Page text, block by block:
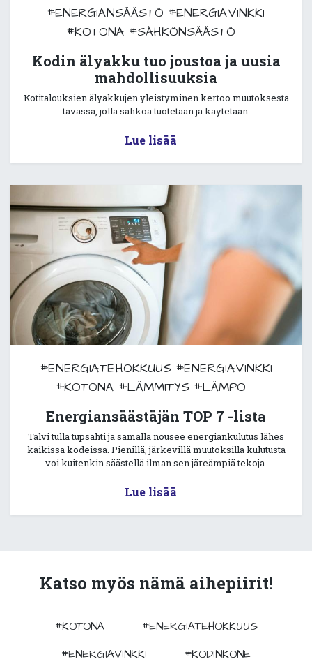
#ENERGIANSÄÄSTÖ #ENERGIAVINKKI
#KOTONA #SÄHKÖNSÄÄSTÖ
Kodin älyakku tuo joustoa ja uusia
mahdollisuuksia
Kotitalouksien älyakkujen yleistyminen kertoo muutoksesta
tavassa, jolla sähköä tuotetaan ja käytetään.
Lue lisää
#ENERGIATEHOKKUUS #ENERGIAVINKKI
#KOTONA #LÄMMITYS #LÄMPÖ
Energiansäästäjän TOP 7 -lista
Talvi tulla tupsahti ja samalla nousee energiankulutus lähes
kaikissa kodeissa. Pienillä, järkevillä muutoksilla kulutusta
voi kuitenkin säästellä ilman sen järeämpiä tekoja.
Lue lisää
Katso myös nämä aihepiirit!
#KOTONA
#ENERGIATEHOKKUUS
#ENERGIAVINKKI
#KODINKONE